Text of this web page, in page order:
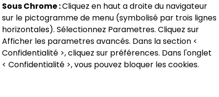
Sous Chrome :Cliquez en haut a droite du navigateur
sur le pictogramme de menu (symbolisé par trois lignes
horizontales). Sélectionnez Parametres. Cliquez sur
Afficher les parametres avancés. Dans la section <
Confidentialité >, cliquez sur préférences. Dans l'onglet
< Confidentialité >, vous pouvez bloquer les cookies.